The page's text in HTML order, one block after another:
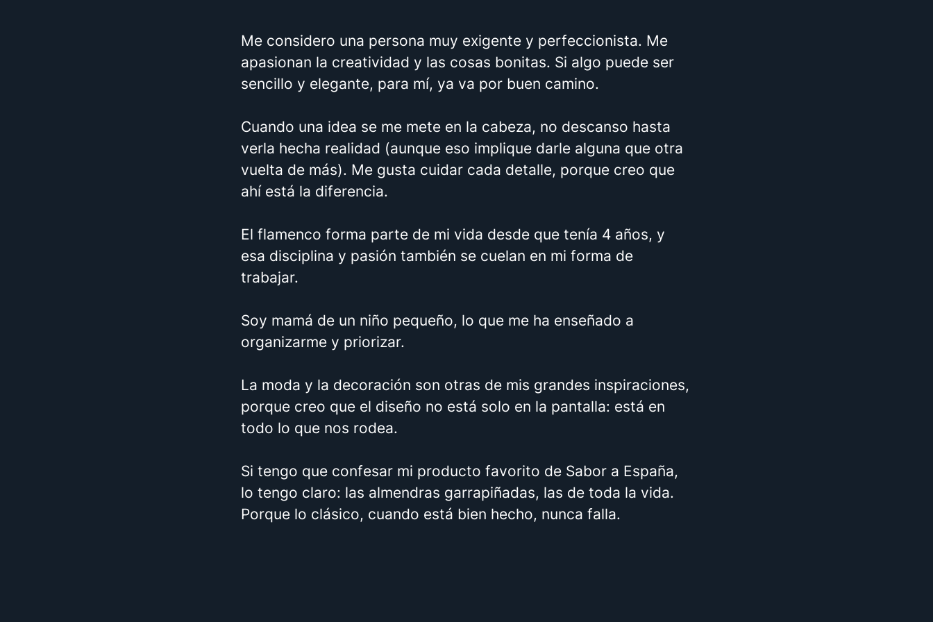
Me considero una persona muy exigente y perfeccionista. Me
apasionan la creatividad y las cosas bonitas. Si algo puede ser
sencillo y elegante, para mí, ya va por buen camino.
Cuando una idea se me mete en la cabeza, no descanso hasta
verla hecha realidad (aunque eso implique darle alguna que otra
vuelta de más). Me gusta cuidar cada detalle, porque creo que
ahí está la diferencia.
El flamenco forma parte de mi vida desde que tenía 4 años, y
esa disciplina y pasión también se cuelan en mi forma de
trabajar.
Soy mamá de un niño pequeño, lo que me ha enseñado a
organizarme y priorizar.
La moda y la decoración son otras de mis grandes inspiraciones,
porque creo que el diseño no está solo en la pantalla: está en
todo lo que nos rodea.
Si tengo que confesar mi producto favorito de Sabor a España,
lo tengo claro: las almendras garrapiñadas, las de toda la vida.
Porque lo clásico, cuando está bien hecho, nunca falla.